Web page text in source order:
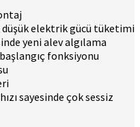
düşük elektrik gücü tüketimi
yeni alev algılama
fonksiyonu
sayesinde çok sessiz